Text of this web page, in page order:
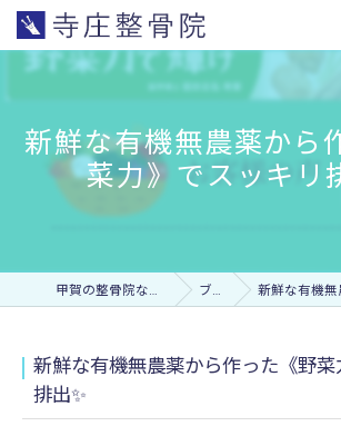
新鮮な有機無農薬から
菜力》でスッキリ
甲賀の整骨院なら寺庄整骨院 ブログ 新鮮な有機無農薬から
新鮮な有機無農薬から作った《野菜
排出✨